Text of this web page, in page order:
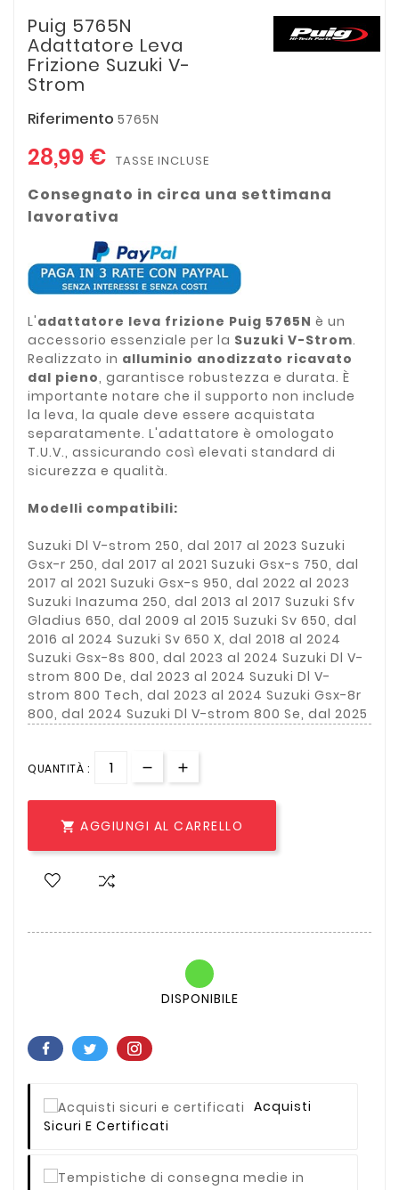
Puig 5765N
Adattatore Leva
Frizione Suzuki V-
Strom
Riferimento 5765N
28,99 € TASSE INCLUSE
Consegnato in circa una settimana
lavorativa
L'adattatore leva frizione Puig 5765N è un
accessorio essenziale per la Suzuki V-Strom.
Realizzato in alluminio anodizzato ricavato
dal pieno, garantisce robustezza e durata. È
importante notare che il supporto non include
la leva, la quale deve essere acquistata
separatamente. L'adattatore è omologato
T.U.V., assicurando così elevati standard di
sicurezza e qualità.
Modelli compatibili:
Suzuki Dl V-strom 250, dal 2017 al 2023 Suzuki
Gsx-r 250, dal 2017 al 2021 Suzuki Gsx-s 750, dal
2017 al 2021 Suzuki Gsx-s 950, dal 2022 al 2023
Suzuki Inazuma 250, dal 2013 al 2017 Suzuki Sfv
Gladius 650, dal 2009 al 2015 Suzuki Sv 650, dal
2016 al 2024 Suzuki Sv 650 X, dal 2018 al 2024
Suzuki Gsx-8s 800, dal 2023 al 2024 Suzuki Dl V-
strom 800 De, dal 2023 al 2024 Suzuki Dl V-
strom 800 Tech, dal 2023 al 2024 Suzuki Gsx-8r
800, dal 2024 Suzuki Dl V-strom 800 Se, dal 2025
QUANTITÀ :
 AGGIUNGI AL CARRELLO
DISPONIBILE
Acquisti
Sicuri E Certificati